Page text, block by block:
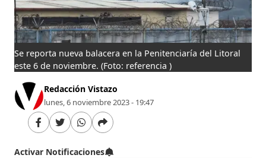
Se reporta nueva balacera en la Penitenciaría del Litoral
este 6 de noviembre. (Foto: referencia )
Redacción Vistazo
lunes, 6 noviembre 2023 - 19:47
Activar Notificaciones